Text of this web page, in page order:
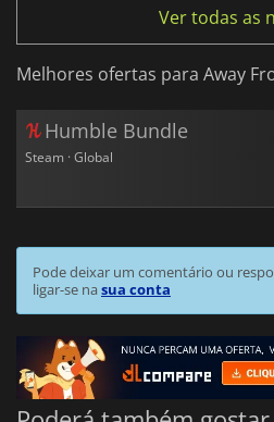
Ver todas as
Melhores ofertas para Away
Humble Bundle
Steam · Global
Pode deixar um comentário ou
ligar-se nasua conta